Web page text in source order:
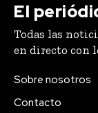
El
Todas las
en directo con
Sobre nosotros
Contacto